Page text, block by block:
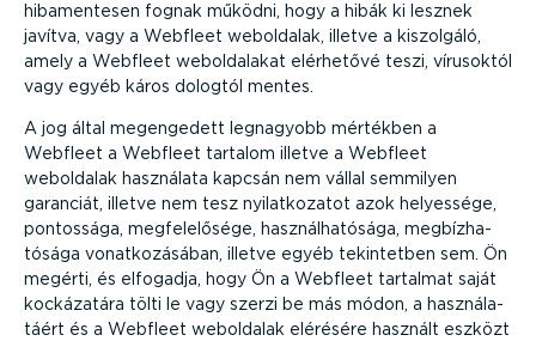
hibamen­tesen fognak működni, hogy a hibák ki lesznek
javítva, vagy a Webfleet weboldalak, illetve a kiszolgáló,
amely a Webfleet webol­da­lakat elérhetővé teszi, vírusoktól
vagy egyéb káros dologtól mentes.
A jog által megengedett legnagyobb mértékben a
Webfleet a Webfleet tartalom illetve a Webfleet
weboldalak használata kapcsán nem vállal semmilyen
garanciát, illetve nem tesz nyilat­ko­zatot azok helyessége,
pontossága, megfe­le­lősége, használ­ha­tósága, megbíz­ha­
tósága vonat­ko­zá­sában, illetve egyéb tekintetben sem. Ön
megérti, és elfogadja, hogy Ön a Webfleet tartalmat saját
kockázatára tölti le vagy szerzi be más módon, a haszná­la­
táért és a Webfleet weboldalak elérésére használt eszközt